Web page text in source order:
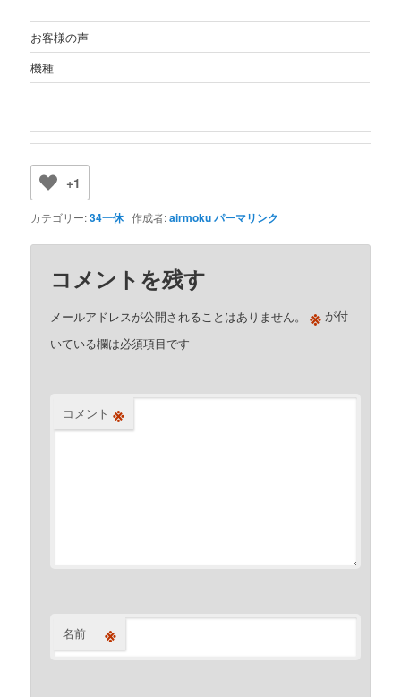
お客様の声
機種
+1
カテゴリー:34一休 作成者:airmokuパーマリンク
コメントを残す
メールアドレスが公開されることはありません。 ※ が付
いている欄は必須項目です
コメント ※
名前 ※